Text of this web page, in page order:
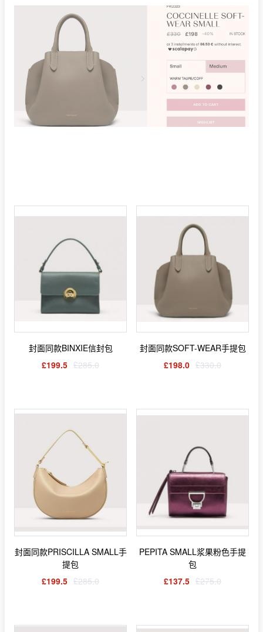
封面同款BINXIE信封包
£199.5 £285.0
封面同款SOFT-WEAR手提包
£198.0 £330.0
封面同款PRISCILLA SMALL手
提包
£199.5 £285.0
PEPITA SMALL浆果粉色手提
包
£137.5 £275.0